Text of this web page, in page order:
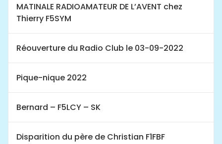
MATINALE RADIOAMATEUR DE L’AVENT chez
Thierry F5SYM
Réouverture du Radio Club le 03-09-2022
Pique-nique 2022
Bernard – F5LCY – SK
Disparition du père de Christian F1FBF